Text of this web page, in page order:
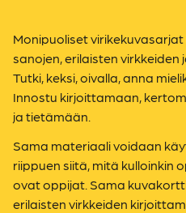
Monipuoliset
sanojen, erilaisten
Tutki, keksi, oivalla, anna
Innostu kirjoittamaan,
ja tietämään.
Sama materiaali voidaan
riippuen siitä, mitä kulloinkin
ovat oppijat. Sama
erilaisten virkkeiden